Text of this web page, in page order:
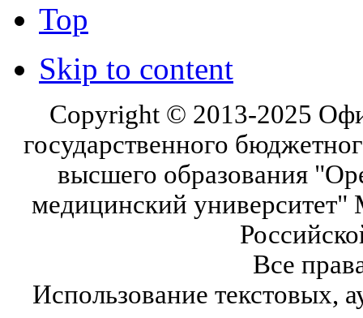
Top
Skip to content
Copyright © 2013-2025
государственного
высшего образования
медицинский университет"
Все
Использование текстовых,